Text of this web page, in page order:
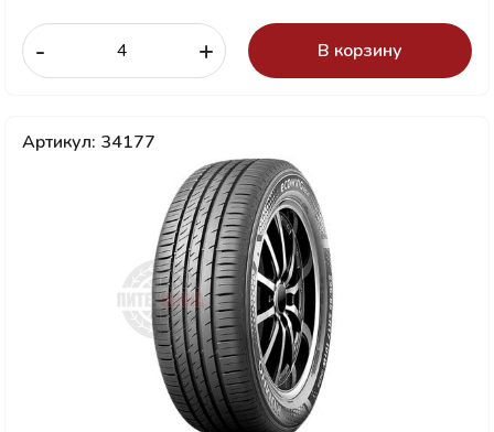
- + В корзину
Артикул: 34177